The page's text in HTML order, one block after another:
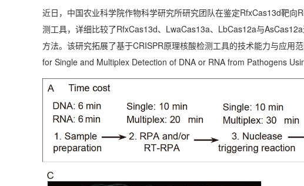
近日，中国农业科学院作物科学研究所研究团队在鉴定RfxCas13d靶向
测工具，详细比较了RfxCas13d、LwaCas13a、LbCas12a与
方法。该研究拓展了基于CRISPR原理核酸检测工具的技术能力与应用
for Single and Multiplex Detection of DNA or RNA from Pathogens